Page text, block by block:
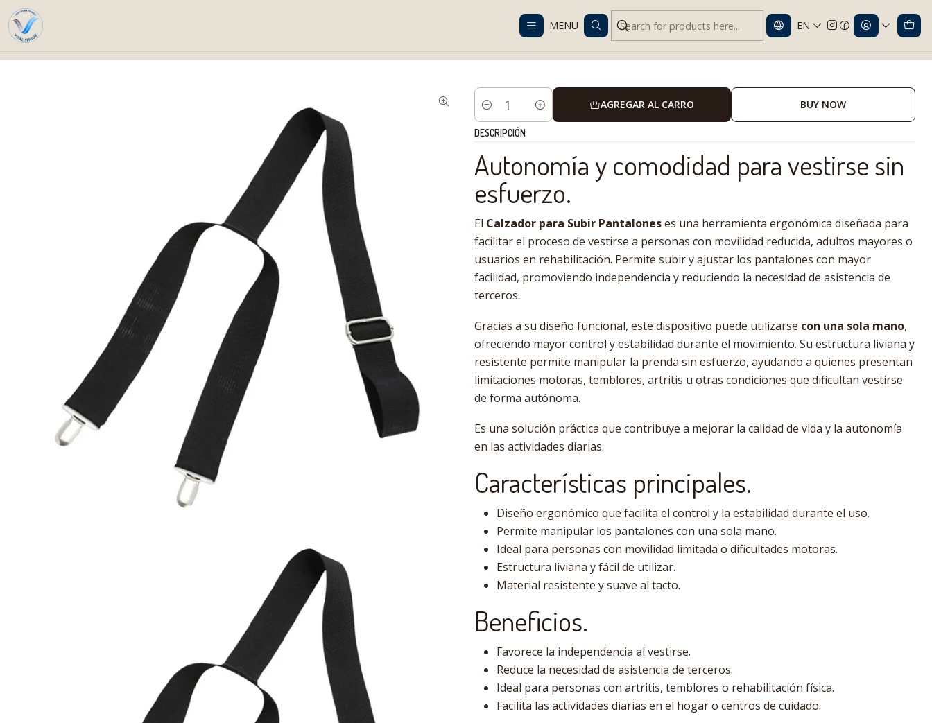
MENU EN
Despacho gratis en RM desde $100.000. Revisa las condiciones.
Calzador de Pantalones
Cantidad
AGREGAR AL CARRO BUY NOW
DESCRIPCIÓN
Autonomía y comodidad para vestirse sin
esfuerzo.
El Calzador para Subir Pantaloneses una herramienta ergonómica diseñada para
facilitar el proceso de vestirse a personas con movilidad reducida, adultos mayores o
usuarios en rehabilitación. Permite subir y ajustar los pantalones con mayor
facilidad, promoviendo independencia y reduciendo la necesidad de asistencia de
terceros.
Gracias a su diseño funcional, este dispositivo puede utilizarse con una sola mano,
ofreciendo mayor control y estabilidad durante el movimiento. Su estructura liviana y
resistente permite manipular la prenda sin esfuerzo, ayudando a quienes presentan
limitaciones motoras, temblores, artritis u otras condiciones que dificultan vestirse
de forma autónoma.
Es una solución práctica que contribuye a mejorar la calidad de vida y la autonomía
en las actividades diarias.
Características principales.
Diseño ergonómico que facilita el control y la estabilidad durante el uso.
Permite manipular los pantalones con una sola mano.
Ideal para personas con movilidad limitada o dificultades motoras.
Estructura liviana y fácil de utilizar.
Material resistente y suave al tacto.
Beneficios.
Favorece la independencia al vestirse.
Reduce la necesidad de asistencia de terceros.
Ideal para personas con artritis, temblores o rehabilitación física.
Facilita las actividades diarias en el hogar o centros de cuidado.